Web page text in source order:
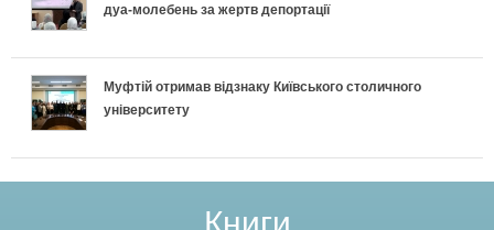
дуа-молебень за жертв депортації
Муфтій отримав відзнаку Київського столичного
університету
Книги